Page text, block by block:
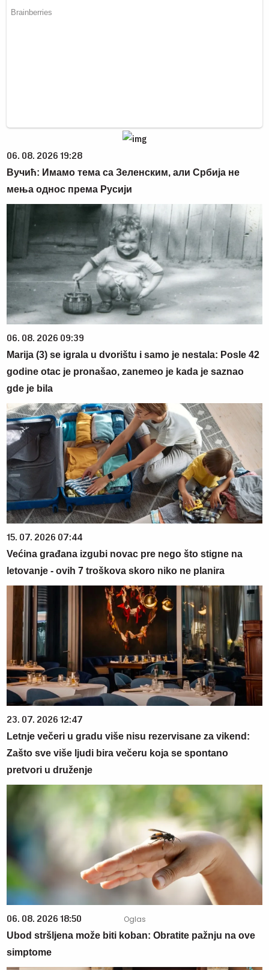
06. 08. 2026 19:28
Вучић: Имамо тема са Зеленским, али Србија не
мења однос према Русији
06. 08. 2026 09:39
Marija (3) se igrala u dvorištu i samo je nestala: Posle 42
godine otac je pronašao, zanemeo je kada je saznao
gde je bila
15. 07. 2026 07:44
Većina građana izgubi novac pre nego što stigne na
letovanje - ovih 7 troškova skoro niko ne planira
23. 07. 2026 12:47
Letnje večeri u gradu više nisu rezervisane za vikend:
Zašto sve više ljudi bira večeru koja se spontano
pretvori u druženje
06. 08. 2026 18:50
Ubod stršljena može biti koban: Obratite pažnju na ove
simptome